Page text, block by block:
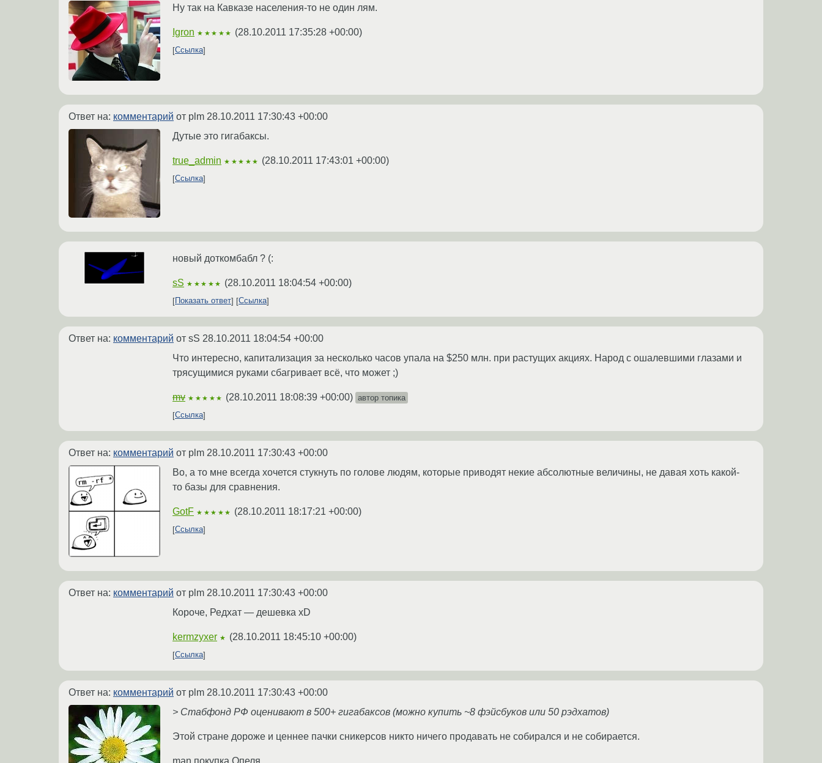
Ну так на Кавказе населения-то не один лям.
Igron ★★★★★ (28.10.2011 17:35:28 +00:00)
Ссылка
Ответ на: комментарий от plm 28.10.2011 17:30:43 +00:00
Дутые это гигабаксы.
true_admin ★★★★★ (28.10.2011 17:43:01 +00:00)
Ссылка
новый доткомбабл ? (:
sS ★★★★★ (28.10.2011 18:04:54 +00:00)
Показать ответ Ссылка
Ответ на: комментарий от sS 28.10.2011 18:04:54 +00:00
Что интересно, капитализация за несколько часов упала на $250 млн. при растущих акциях. Народ с ошалевшими глазами и
трясущимися руками сбагривает всё, что может ;)
mv ★★★★★ (28.10.2011 18:08:39 +00:00) автор топика
Ссылка
Ответ на: комментарий от plm 28.10.2011 17:30:43 +00:00
Во, а то мне всегда хочется стукнуть по голове людям, которые приводят некие абсолютные величины, не давая хоть какой-
то базы для сравнения.
GotF ★★★★★ (28.10.2011 18:17:21 +00:00)
Ссылка
Ответ на: комментарий от plm 28.10.2011 17:30:43 +00:00
Короче, Редхат — дешевка xD
kermzyxer ★ (28.10.2011 18:45:10 +00:00)
Ссылка
Ответ на: комментарий от plm 28.10.2011 17:30:43 +00:00
> Стабфонд РФ оценивают в 500+ гигабаксов (можно купить ~8 фэйсбуков или 50 рэдхатов)
Этой стране дороже и ценнее пачки сникерсов никто ничего продавать не собирался и не собирается.
man покупка Опеля.